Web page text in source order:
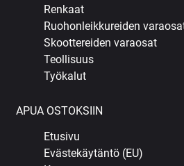
Renkaat
Ruohonleikkureiden
Skoottereiden varaosat
Teollisuus
Työkalut
APUA OSTOKSIIN
Etusivu
Evästekäytäntö (EU)